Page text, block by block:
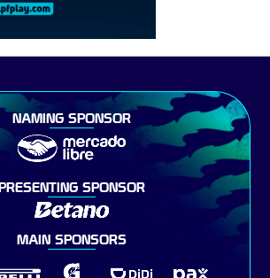
NAMING SPONSOR
PRESENTING SPONSOR
MAIN SPONSORS